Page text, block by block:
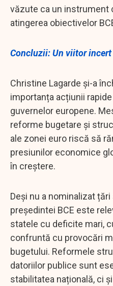
văzute ca un instrument
atingerea obiectivelor
Concluzii: Un viitor
Christine Lagarde și-a
importanța acțiunii
guvernelor europene.
reforme bugetare și
ale zonei euro riscă să
presiunilor economice
în creștere.
Deși nu a nominalizat
președintei BCE este
statele cu deficite mari,
confruntă cu provocări
bugetului. Reformele
datoriilor publice sunt
stabilitatea națională, ci